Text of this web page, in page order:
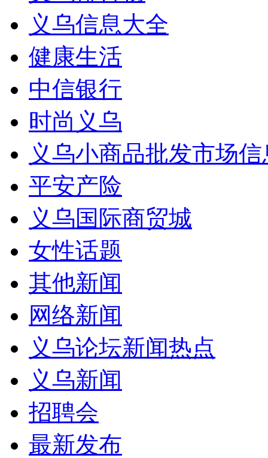
义乌信息大全
健康生活
中信银行
时尚义乌
义乌小商品批发市场
平安产险
义乌国际商贸城
女性话题
其他新闻
网络新闻
义乌论坛新闻热点
义乌新闻
招聘会
最新发布